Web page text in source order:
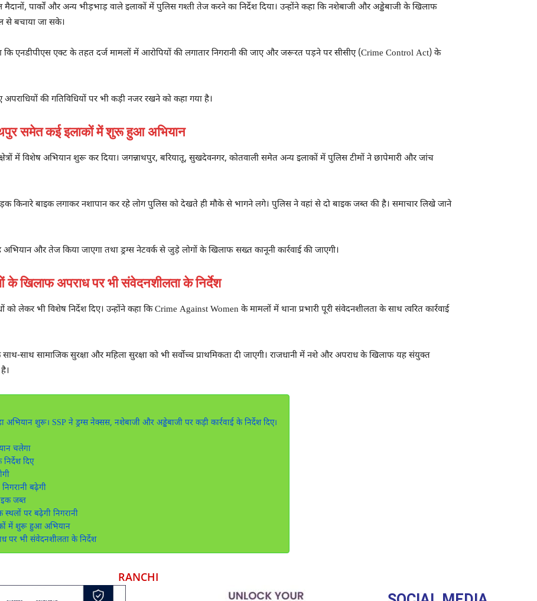
पार्कों और अन्य भीड़भाड़ वाले इलाकों में पुलिस गश्ती तेज करने का निर्देश दिया। उन्होंने कहा कि नशेबाजी और अड्डेबाजी के खिलाफ
से बचाया जा सके।
कि एनडीपीएस एक्ट के तहत दर्ज मामलों में आरोपियों की लगातार निगरानी की जाए और जरूरत पड़ने पर सीसीए (Crime Control Act) के
की गतिविधियों पर भी कड़ी नजर रखने को कहा गया है।
समेत कई इलाकों में शुरू हुआ अभियान
में विशेष अभियान शुरू कर दिया। जगन्नाथपुर, बरियातू, सुखदेवनगर, कोतवाली समेत अन्य इलाकों में पुलिस टीमों ने छापेमारी और जांच
किनारे बाइक लगाकर नशापान कर रहे लोग पुलिस को देखते ही मौके से भागने लगे। पुलिस ने वहां से दो बाइक जब्त की है। समाचार लिखे जाने
और तेज किया जाएगा तथा ड्रग्स नेटवर्क से जुड़े लोगों के खिलाफ सख्त कानूनी कार्रवाई की जाएगी।
खिलाफ अपराध पर भी संवेदनशीलता के निर्देश
भी विशेष निर्देश दिए। उन्होंने कहा कि Crime Against Women के मामलों में थाना प्रभारी पूरी संवेदनशीलता के साथ त्वरित कार्रवाई
साथ सामाजिक सुरक्षा और महिला सुरक्षा को भी सर्वोच्च प्राथमिकता दी जाएगी। राजधानी में नशे और अपराध के खिलाफ यह संयुक्त
शुरू। SSP ने ड्रग्स नेक्सस, नशेबाजी और अड्डेबाजी पर कड़ी कार्रवाई के निर्देश दिए।
चलेगा
दिए
बढ़ेगी
जब्त
पर बढ़ेगी निगरानी
में शुरू हुआ अभियान
पर भी संवेदनशीलता के निर्देश
RANCHI